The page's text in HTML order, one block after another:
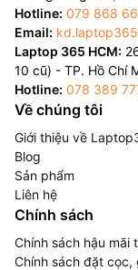
Hotline: 079 868
Email:
Laptop 365 HCM:
10 cũ) - TP. Hồ Chí
Hotline: 078 389
Về chúng tôi
Giới thiệu về
Blog
Sản phẩm
Liên hệ
Chính sách
Chính sách hậu mãi
Chính sách đặt cọc,